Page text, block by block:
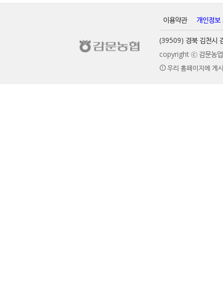
이용약관 개인정보
(39509) 경북 김천시
copyright ⓒ 감문농업
우리 홈페이지에 게